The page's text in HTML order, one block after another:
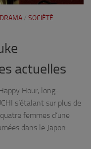
/ SOCIÉTÉ
actuelles
Hour, long-
s’étalant sur plus de
femmes d’une
dans le Japon